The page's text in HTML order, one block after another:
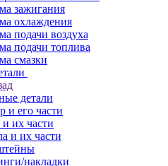
зажигания
охлаждения
подачи воздуха
подачи топлива
смазки
детали
и его части
их части
и их части
накладки